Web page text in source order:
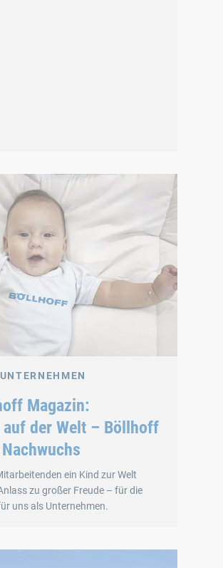
UNTERNEHMEN
Magazin:
auf der Welt – Böllhoff
Nachwuchs
ein Kind zur Welt
zu großer Freude – für die
uns als Unternehmen.